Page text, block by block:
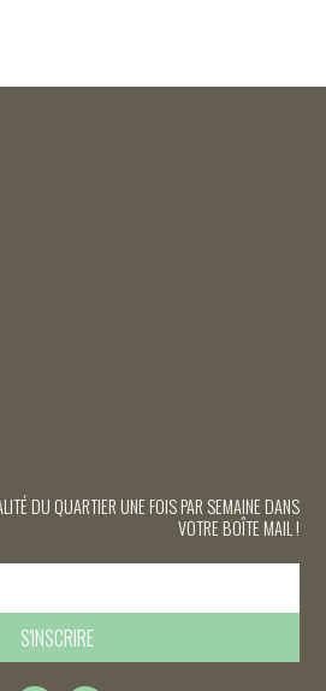
DU QUARTIER UNE FOIS PAR SEMAINE DANS
VOTRE BOÎTE MAIL !